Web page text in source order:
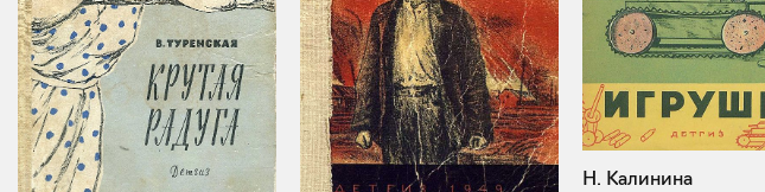
Н. Калинина